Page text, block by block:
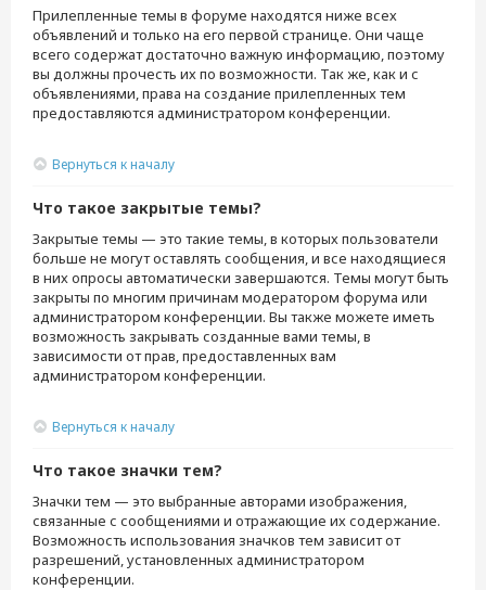
Прилепленные темы в форуме находятся ниже всех
объявлений и только на его первой странице. Они чаще
всего содержат достаточно важную информацию, поэтому
вы должны прочесть их по возможности. Так же, как и с
объявлениями, права на создание прилепленных тем
предоставляются администратором конференции.
Вернуться к началу
Что такое закрытые темы?
Закрытые темы — это такие темы, в которых пользователи
больше не могут оставлять сообщения, и все находящиеся
в них опросы автоматически завершаются. Темы могут быть
закрыты по многим причинам модератором форума или
администратором конференции. Вы также можете иметь
возможность закрывать созданные вами темы, в
зависимости от прав, предоставленных вам
администратором конференции.
Вернуться к началу
Что такое значки тем?
Значки тем — это выбранные авторами изображения,
связанные с сообщениями и отражающие их содержание.
Возможность использования значков тем зависит от
разрешений, установленных администратором
конференции.